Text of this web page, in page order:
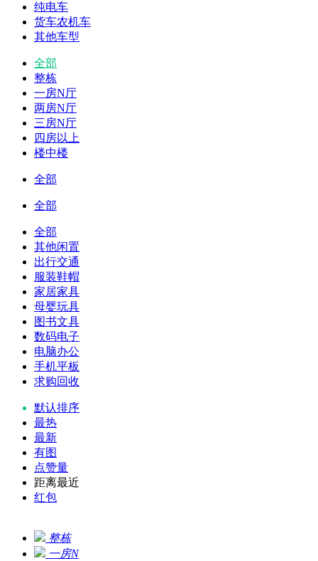
纯电车
货车农机车
其他车型
全部
整栋
一房N厅
两房N厅
三房N厅
四房以上
楼中楼
全部
全部
全部
其他闲置
出行交通
服装鞋帽
家居家具
母婴玩具
图书文具
数码电子
电脑办公
手机平板
求购回收
默认排序
最热
最新
有图
点赞量
距离最近
红包
整栋
一房N